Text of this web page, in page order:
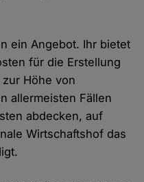
ein Angebot. Ihr bietet
für die Erstellung
Höhe von
allermeisten Fällen
abdecken, auf
Wirtschaftshof das